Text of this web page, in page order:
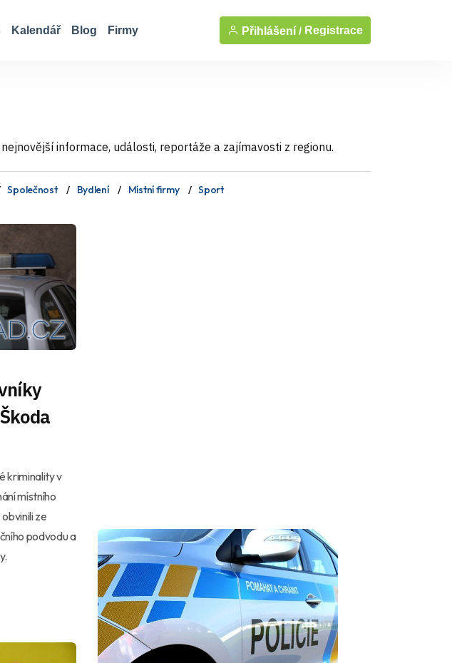
Kalendář Blog Firmy Přihlášení / Registrace
informace, události, reportáže a zajímavosti z regionu.
Společnost Bydlení Místní firmy Sport
kriminality v
místního
ze
podvodu a